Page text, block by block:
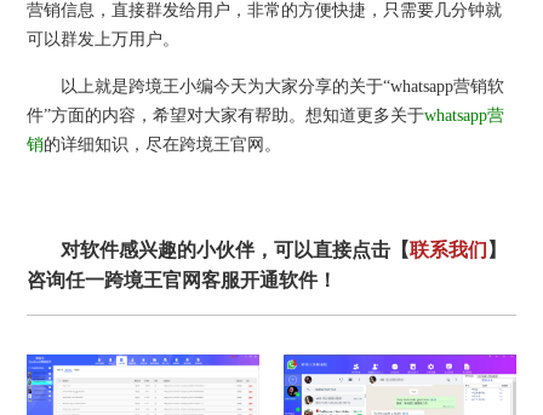
营销信息，直接群发给用户，非常的方便快捷，只需要几分钟就
可以群发上万用户。
以上就是跨境王小编今天为大家分享的关于“whatsapp营销软
件”方面的内容，希望对大家有帮助。想知道更多关于whatsapp营
销的详细知识，尽在跨境王官网。
对软件感兴趣的小伙伴，可以直接点击【联系我们 】
咨询任一跨境王官网客服开通软件！